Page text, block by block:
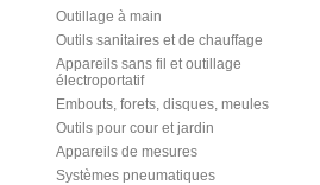
Outillage à main
Outils sanitaires et de chauffage
Appareils sans fil et outillage
électroportatif
Embouts, forets, disques, meules
Outils pour cour et jardin
Appareils de mesures
Systèmes pneumatiques